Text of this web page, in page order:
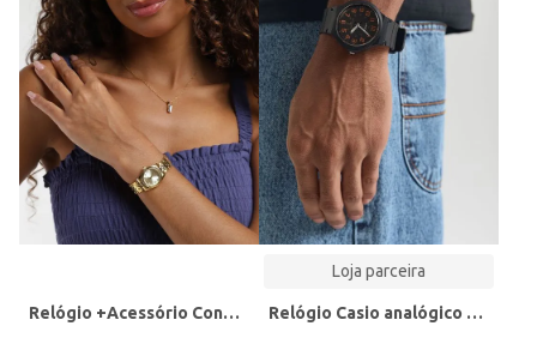
Relógio +Acessório Condor Feminino DOURADO
Loja parceira
Relógio Casio analógico MW-240-4BVDF-SC